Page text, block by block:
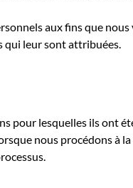
aux fins que
qui leur sont attribuées.
pour lesquelles ils ont
nous procédons à